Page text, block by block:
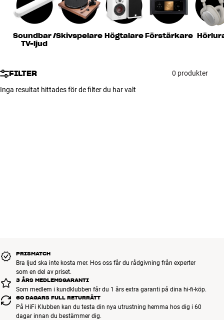
Kablar
Soundbar /
TV-ljud
Skivspelare HögtalareFörstärkare
FILTER 0 produkter
Inga resultat hittades för de filter du har valt
PRISMATCH
Bra ljud ska inte kosta mer. Hos oss får du rådgivning från experter
som en del av priset.
3 ÅRS MEDLEMSGARANTI
Som medlem i kundklubben får du 1 års extra garanti på dina hi-fi-köp.
60 DAGARS FULL RETURRÄTT
På HiFi Klubben kan du testa din nya utrustning hemma hos dig i 60
dagar innan du bestämmer dig.